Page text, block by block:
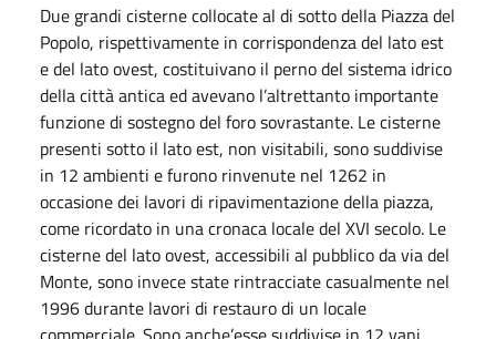
Due grandi cisterne collocate al di sotto della Piazza del
Popolo, rispettivamente in corrispondenza del lato est
e del lato ovest, costituivano il perno del sistema idrico
della città antica ed avevano l’altrettanto importante
funzione di sostegno del foro sovrastante. Le cisterne
presenti sotto il lato est, non visitabili, sono suddivise
in 12 ambienti e furono rinvenute nel 1262 in
occasione dei lavori di ripavimentazione della piazza,
come ricordato in una cronaca locale del XVI secolo. Le
cisterne del lato ovest, accessibili al pubblico da via del
Monte, sono invece state rintracciate casualmente nel
1996 durante lavori di restauro di un locale